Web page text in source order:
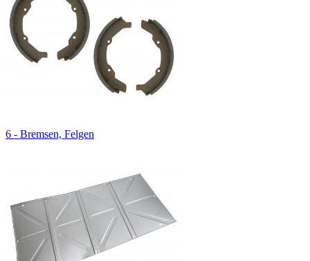
6 - Bremsen, Felgen